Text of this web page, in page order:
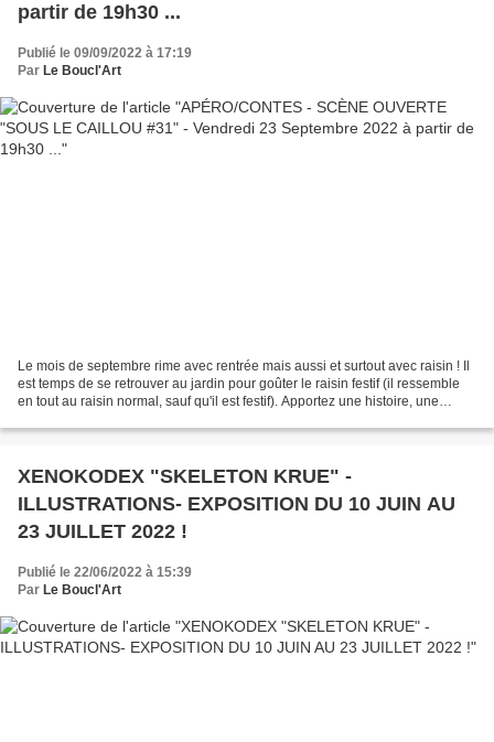
partir de 19h30 ...
Publié le 09/09/2022 à 17:19
Par Le Boucl'Art
Le mois de septembre rime avec rentrée mais aussi et surtout avec raisin ! Il
est temps de se retrouver au jardin pour goûter le raisin festif (il ressemble
en tout au raisin normal, sauf qu'il est festif). Apportez une histoire, une
XENOKODEX "SKELETON KRUE" -
ILLUSTRATIONS- EXPOSITION DU 10 JUIN AU
23 JUILLET 2022 !
Publié le 22/06/2022 à 15:39
Par Le Boucl'Art